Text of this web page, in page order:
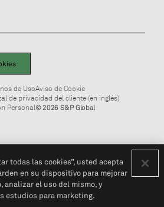
de UsoAviso de Cookie
de privacidad del cliente (en inglés)
Personal© 2026 S&P Global
todas las cookies”, usted acepta
en su dispositivo para mejorar
analizar el uso del mismo, y
estudios para marketing.